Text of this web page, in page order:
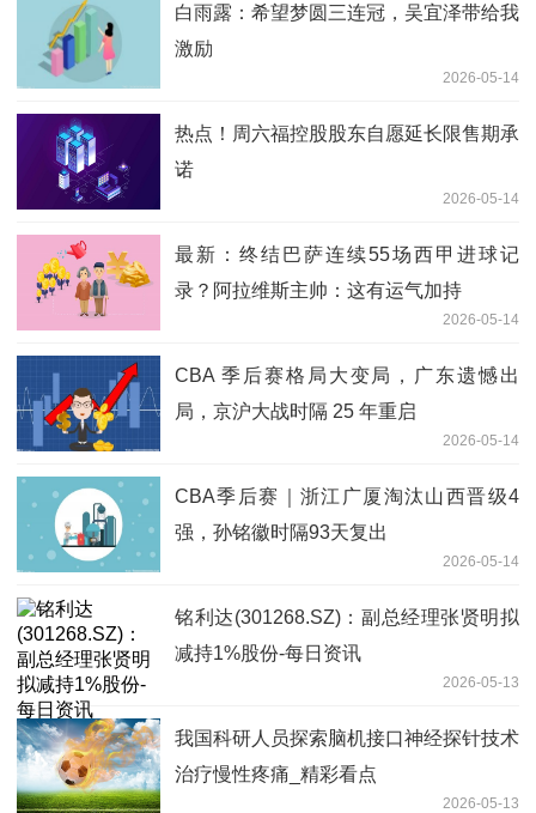
白雨露：希望梦圆三连冠，吴宜泽带给我
激励
2026-05-14
热点！周六福控股股东自愿延长限售期承
诺
2026-05-14
最新：终结巴萨连续55场西甲进球记
录？阿拉维斯主帅：这有运气加持
2026-05-14
CBA 季后赛格局大变局，广东遗憾出
局，京沪大战时隔 25 年重启
2026-05-14
CBA季后赛｜浙江广厦淘汰山西晋级4
强，孙铭徽时隔93天复出
2026-05-14
铭利达(301268.SZ)：副总经理张贤明拟
减持1%股份-每日资讯
2026-05-13
我国科研人员探索脑机接口神经探针技术
治疗慢性疼痛_精彩看点
2026-05-13